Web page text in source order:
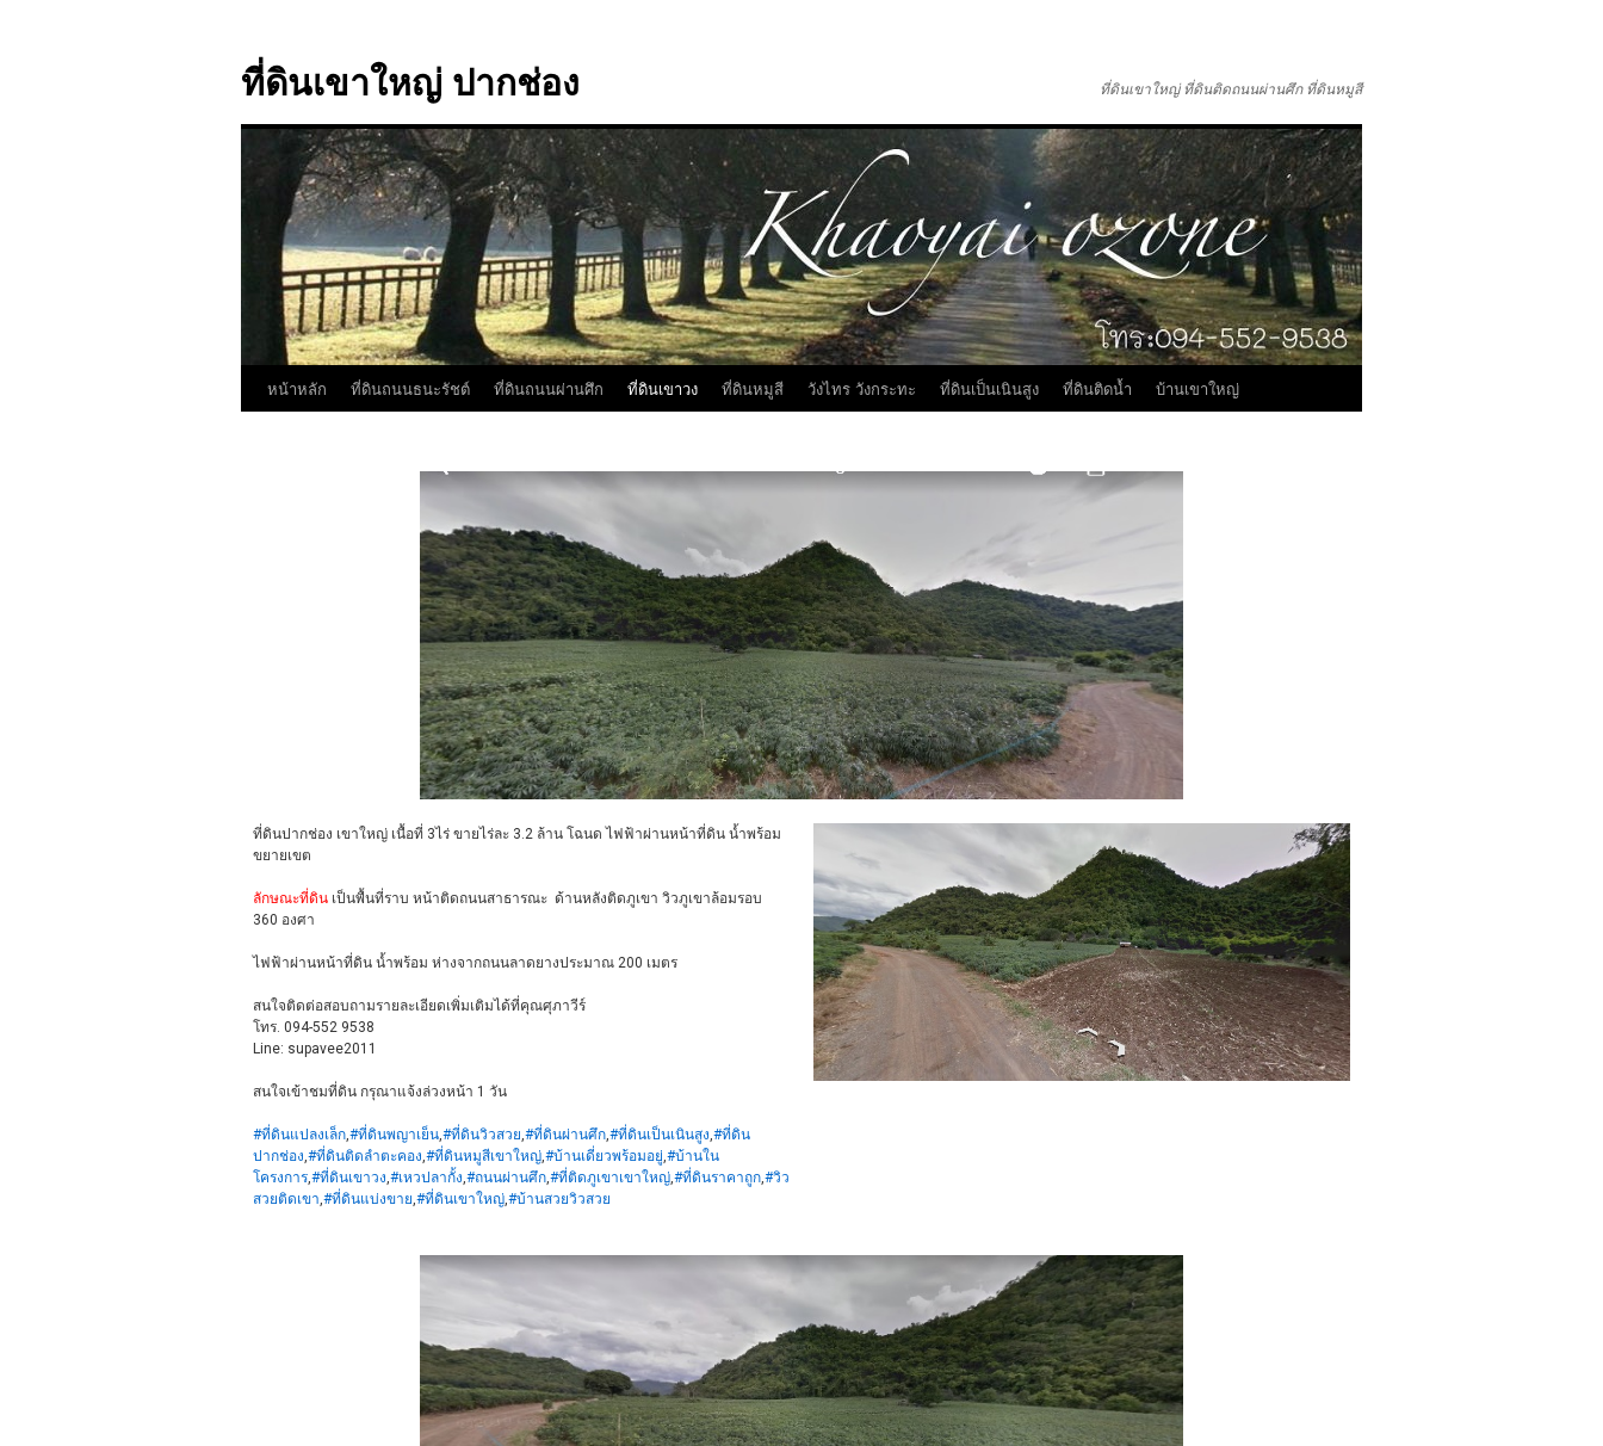
ที่ดินเขาใหญ่ ปากช่อง ที่ดินเขาใหญ่ ที่ดินติดถนนผ่านศึก ที่ดินหมูสี
หน้าหลัก ที่ดินถนนธนะรัชต์ ที่ดินถนนผ่านศึก ที่ดินเขาวง ที่ดินหมูสี วังไทร วังกระทะ ที่ดินเป็นเนินสูง ที่ดินติดน้ำ บ้านเขาใหญ่
ที่ดินปากช่อง เขาใหญ่ เนื้อที่ 3ไร่ ขายไร่ละ 3.2 ล้าน โฉนด ไฟฟ้าผ่านหน้าที่ดิน น้ำพร้อม
ขยายเขต
ลักษณะที่ดิน เป็นพื้นที่ราบ หน้าติดถนนสาธารณะ ด้านหลังติดภูเขา วิวภูเขาล้อมรอบ
360 องศา
ไฟฟ้าผ่านหน้าที่ดิน น้ำพร้อม ห่างจากถนนลาดยางประมาณ 200 เมตร
สนใจติดต่อสอบถามรายละเอียดเพิ่มเติมได้ที่คุณศุภาวีร์
โทร. 094-552 9538
Line: supavee2011
สนใจเข้าชมที่ดิน กรุณาแจ้งล่วงหน้า 1 วัน
#ที่ดินแปลงเล็ก,#ที่ดินพญาเย็น,#ที่ดินวิวสวย,#ที่ดินผ่านศึก,#ที่ดินเป็นเนินสูง,#ที่ดิน
ปากช่อง,#ที่ดินติดลำตะคอง,#ที่ดินหมูสีเขาใหญ่,#บ้านเดี่ยวพร้อมอยู่,#บ้านใน
โครงการ,#ที่ดินเขาวง,#เหวปลากั้ง,#ถนนผ่านศึก,#ที่ติดภูเขาเขาใหญ่,#ที่ดินราคาถูก,#วิว
สวยติดเขา,#ที่ดินแบ่งขาย,#ที่ดินเขาใหญ่,#บ้านสวยวิวสวย